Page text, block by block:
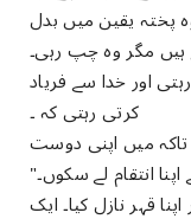
پختہ یقین میں بدل
ہیں مگر وہ چپ رہی۔
اور خدا سے فریاد
کرتی رہتی کہ ۔
میں اپنی دوست
انتقام لے سکوں۔"
قہر نازل کیا۔ ایک